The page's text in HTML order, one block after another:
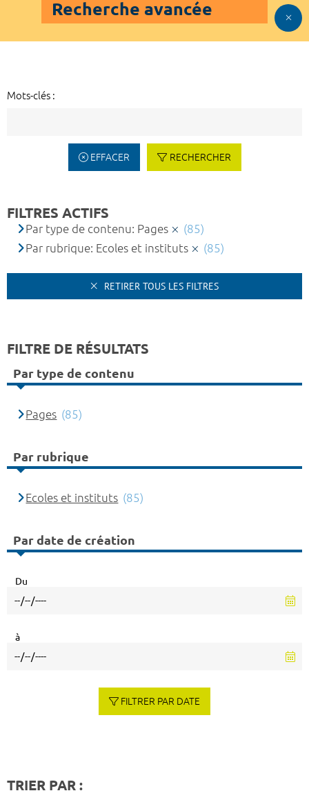
Recherche avancée
Mots-clés :
EFFACER RECHERCHER
FILTRES ACTIFS
Par type de contenu: Pages
(85)
Par rubrique: Ecoles et instituts
(85)
RETIRER TOUS LES FILTRES
FILTRE DE RÉSULTATS
Par type de contenu
Pages (85)
Par rubrique
Ecoles et instituts (85)
Par date de création
Du
à
FILTRER PAR DATE
TRIER PAR :